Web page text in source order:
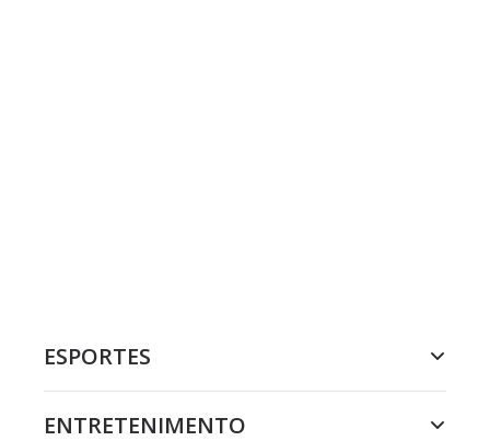
ESPORTES
ENTRETENIMENTO